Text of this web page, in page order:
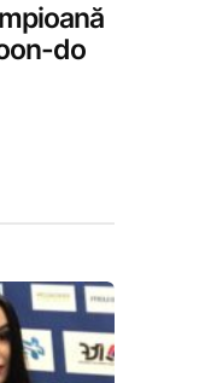
do